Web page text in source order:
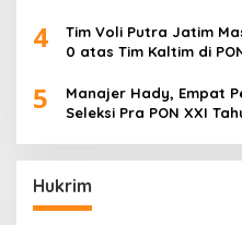
4
Tim Voli Putra Jatim
0 atas Tim Kaltim di
5
Manajer Hady, Empat
Seleksi Pra PON XXI
Hukrim